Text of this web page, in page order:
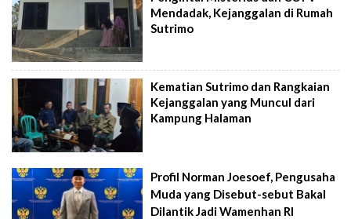
Mendadak, Kejanggalan di Rumah
Sutrimo
Kematian Sutrimo dan Rangkaian
Kejanggalan yang Muncul dari
Kampung Halaman
Profil Norman Joesoef, Pengusaha
Muda yang Disebut-sebut Bakal
Dilantik Jadi Wamenhan RI